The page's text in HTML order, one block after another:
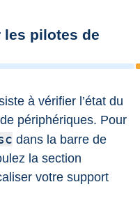
les pilotes de
à vérifier l’état du
périphériques. Pour
dans la barre de
la section
votre support